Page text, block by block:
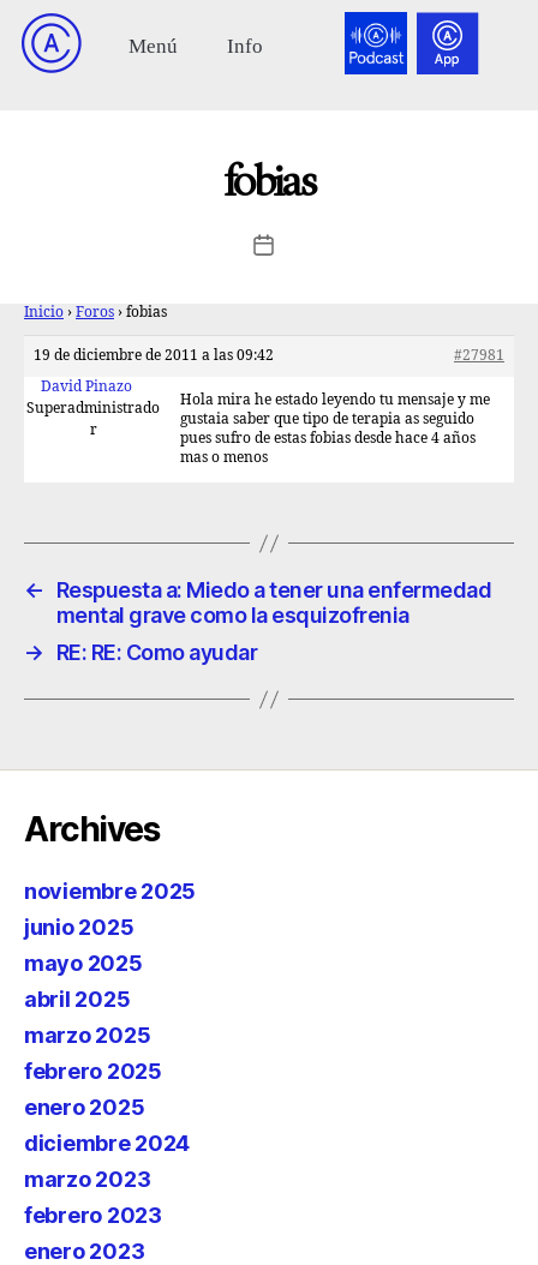
fobias
Inicio › Foros › fobias
19 de diciembre de 2011 a las 09:42
#27981
David Pinazo
Superadministrado
r
Hola mira he estado leyendo tu mensaje y me
gustaia saber que tipo de terapia as seguido
pues sufro de estas fobias desde hace 4 años
mas o menos
←
Respuesta a: Miedo a tener una enfermedad
mental grave como la esquizofrenia
→
RE: RE: Como ayudar
Archives
noviembre 2025
junio 2025
mayo 2025
abril 2025
marzo 2025
febrero 2025
enero 2025
diciembre 2024
marzo 2023
febrero 2023
enero 2023